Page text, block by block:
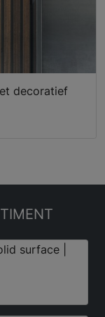
decoratief
surface |